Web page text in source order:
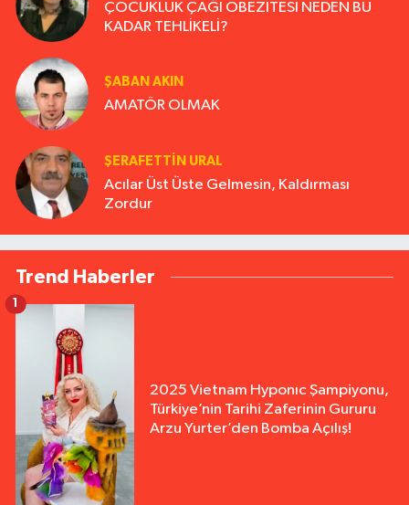
ÇOCUKLUK ÇAĞI OBEZİTESİ NEDEN BU
KADAR TEHLİKELİ?
ŞABAN AKIN
AMATÖR OLMAK
ŞERAFETTIN URAL
Acılar Üst Üste Gelmesin, Kaldırması
Zordur
Trend Haberler
2025 Vietnam Hyponıc Şampiyonu,
Türkiye’nin Tarihi Zaferinin Gururu
Arzu Yurter’den Bomba Açılış!
1